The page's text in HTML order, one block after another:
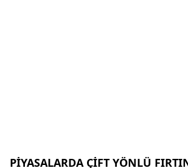
PİYASALARDA ÇİFT YÖNLÜ